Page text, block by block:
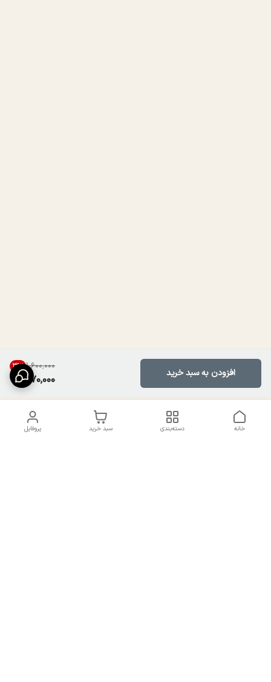
۱٬۶۰۰٬۰۰۰ 39%
970,000 افزودن به سبد خرید
پروفایل سبد خرید دسته‌بندی خانه